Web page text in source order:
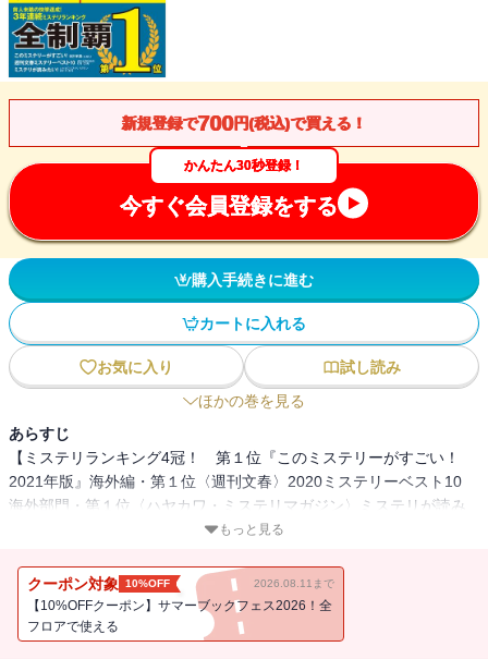
新規登録で700円(税込)で買える！
かんたん30秒登録！
今すぐ会員登録をする
購入手続きに進む
カートに入れる
お気に入り
試し読み
ほかの巻を見る
あらすじ
【ミステリランキング4冠！ 第１位『このミステリーがすごい！
2021年版』海外編・第１位〈週刊文春〉2020ミステリーベスト10
海外部門・第１位〈ハヤカワ・ミステリマガジン〉ミステリが読み
たい！ 海外篇・第１位『2021本格ミステリ・ベスト10』海外編】
た人気作家が口走った脅しに似た方法で。現場の壁にはペンキで乱
暴に描かれた数字“182”。被害者が殺される直前に残した謎の言葉。
脚本を手がけた『刑事フォイル』の撮影に立ち会っていたわたし、
もっと見る
クーポン対象 10%OFF 2026.08.11まで
【10%OFFクーポン】サマーブックフェス2026！全
フロアで使える